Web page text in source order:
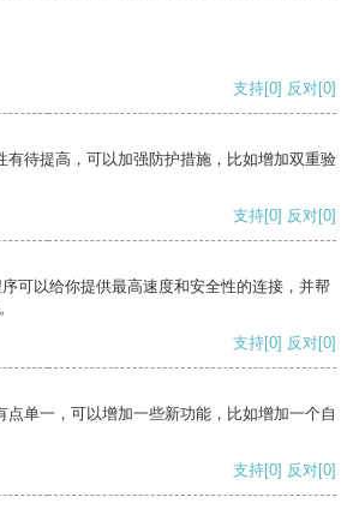
支持[0] 反对[0]
有待提高，可以加强防护措施，比如增加双重验
支持[0] 反对[0]
可以给你提供最高速度和安全性的连接，并帮
支持[0] 反对[0]
点单一，可以增加一些新功能，比如增加一个自
支持[0] 反对[0]